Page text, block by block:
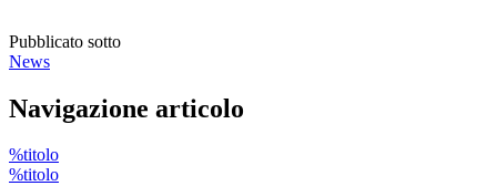
Pubblicato sotto
News
Navigazione articolo
%titolo
%titolo